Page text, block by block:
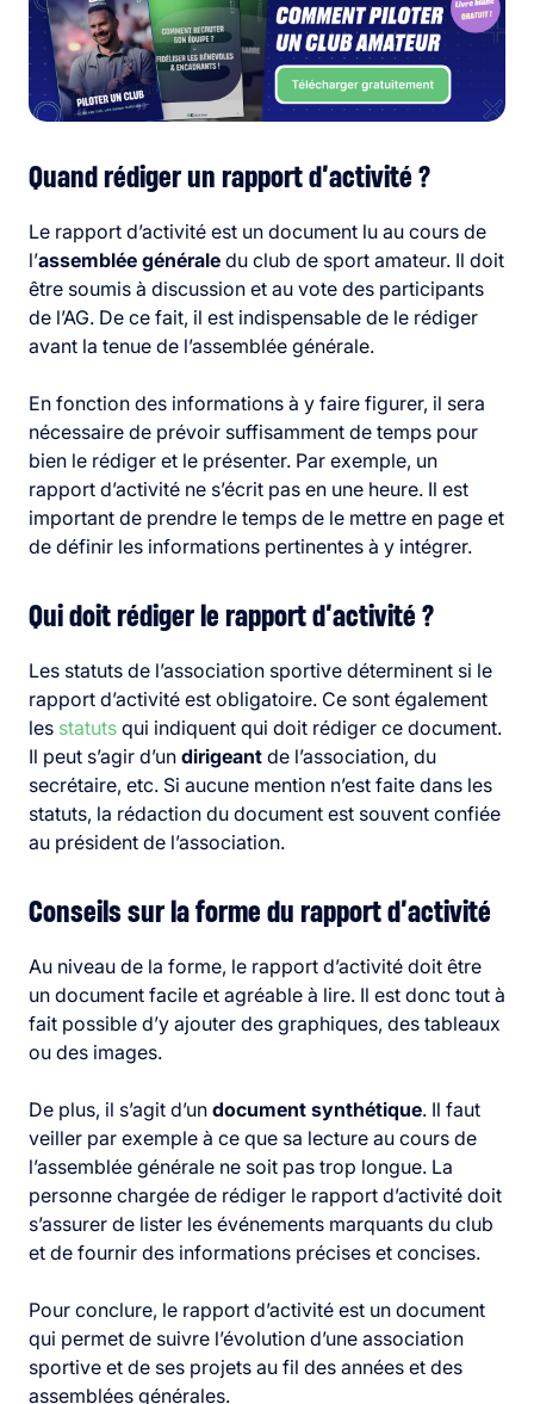
Quand rédiger un rapport d’activité ?
Le rapport d’activité est un document lu au cours de
l’assemblée générale du club de sport amateur. Il doit
être soumis à discussion et au vote des participants
de l’AG. De ce fait, il est indispensable de le rédiger
avant la tenue de l’assemblée générale.
En fonction des informations à y faire figurer, il sera
nécessaire de prévoir suffisamment de temps pour
bien le rédiger et le présenter. Par exemple, un
rapport d’activité ne s’écrit pas en une heure. Il est
important de prendre le temps de le mettre en page et
de définir les informations pertinentes à y intégrer.
Qui doit rédiger le rapport d’activité ?
Les statuts de l’association sportive déterminent si le
rapport d’activité est obligatoire. Ce sont également
les statuts qui indiquent qui doit rédiger ce document.
Il peut s’agir d’un dirigeant de l’association, du
secrétaire, etc. Si aucune mention n’est faite dans les
statuts, la rédaction du document est souvent confiée
au président de l’association.
Conseils sur la forme du rapport d’activité
Au niveau de la forme, le rapport d’activité doit être
un document facile et agréable à lire. Il est donc tout à
fait possible d’y ajouter des graphiques, des tableaux
ou des images.
De plus, il s’agit d’un document synthétique. Il faut
veiller par exemple à ce que sa lecture au cours de
l’assemblée générale ne soit pas trop longue. La
personne chargée de rédiger le rapport d’activité doit
s’assurer de lister les événements marquants du club
et de fournir des informations précises et concises.
Pour conclure, le rapport d’activité est un document
qui permet de suivre l’évolution d’une association
sportive et de ses projets au fil des années et des
assemblées générales.